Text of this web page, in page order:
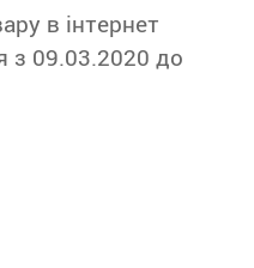
в інтернет
з 09.03.2020 до